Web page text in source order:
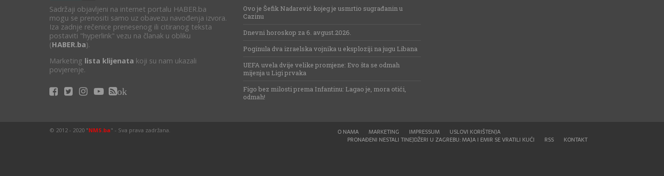
Sadržaji objavljeni na internet portalu HABER.ba
mogu se prenositi samo uz obavezu navođenja izvora.
Iza zadnje rečenice prenesenog ili citiranog teksta
postaviti "hyperlink" vezu na članak u obliku
(HABER.ba).
Marketing lista klijenata koji su nam ukazali
povjerenje.
ok
Ovo je Šefik Nadarević kojeg je usmrtio sugrađanin u
Cazinu
Dnevni horoskop za 6. avgust.2026.
Poginula dva izraelska vojnika u eksploziji na jugu Libana
UEFA uvela dvije velike promjene: Evo šta se odmah
mijenja u Ligi prvaka
Figo bez milosti prema Infantinu: Lagao je, mora otići,
odmah!
O NAMA MARKETING IMPRESSUM
USLOVI KORIŠTENJA
PRONAĐENI NESTALI TINEJDŽERI U ZAGREBU: MAJA I EMIR SE VRATILI KUĆI
RSS KONTAKT
© 2012 - 2020 "NMS.ba" - Sva prava zadržana.